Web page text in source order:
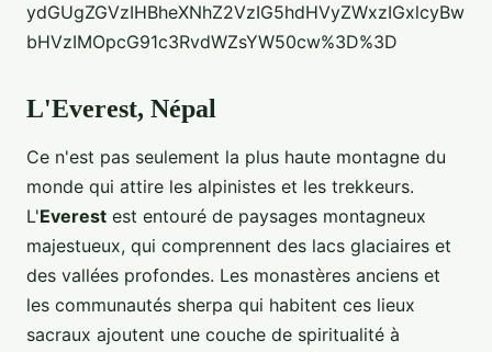
ydGUgZGVzIHBheXNhZ2VzIG5hdHVyZWxzIGxlcyBw
bHVzIMOpcG91c3RvdWZsYW50cw%3D%3D
L'Everest, Népal
Ce n'est pas seulement la plus haute montagne du
monde qui attire les alpinistes et les trekkeurs.
L'Everest est entouré de paysages montagneux
majestueux, qui comprennent des lacs glaciaires et
des vallées profondes. Les monastères anciens et
les communautés sherpa qui habitent ces lieux
sacraux ajoutent une couche de spiritualité à